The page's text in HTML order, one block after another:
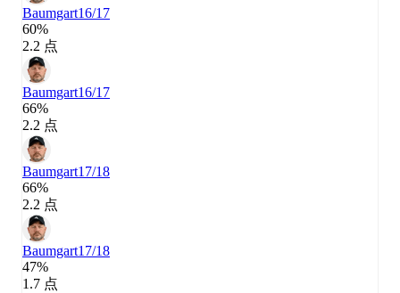
Baumgart16/17
60%
2.2 点
Baumgart16/17
66%
2.2 点
Baumgart17/18
66%
2.2 点
Baumgart17/18
47%
1.7 点